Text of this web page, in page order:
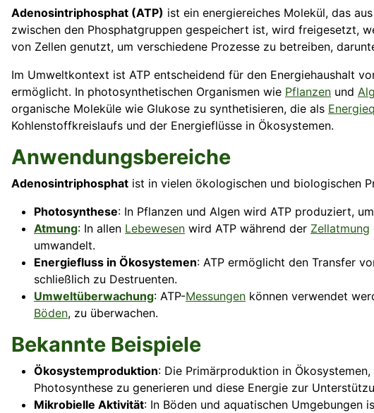
Adenosintriphosphat (ATP) ist ein energiereiches Molekül, das
zwischen den Phosphatgruppen gespeichert ist, wird freigesetzt,
von Zellen genutzt, um verschiedene Prozesse zu betreiben,
Im Umweltkontext ist ATP entscheidend für den Energiehaushalt
ermöglicht. In photosynthetischen Organismen wie Pflanzen und
organische Moleküle wie Glukose zu synthetisieren, die als
Kohlenstoffkreislaufs und der Energieflüsse in Ökosystemen.
Anwendungsbereiche
Adenosintriphosphat ist in vielen ökologischen und biologischen
Photosynthese: In Pflanzen und Algen wird ATP produziert,
Atmung: In allen Lebewesen wird ATP während der Zellatmung
umwandelt.
Energiefluss in Ökosystemen: ATP ermöglicht den Transfer
schließlich zu Destruenten.
Umweltüberwachung: ATP-Messungen können verwendet
Böden, zu überwachen.
Bekannte Beispiele
Ökosystemproduktion: Die Primärproduktion in Ökosystemen,
Photosynthese zu generieren und diese Energie zur
Mikrobielle Aktivität: In Böden und aquatischen Umgebungen